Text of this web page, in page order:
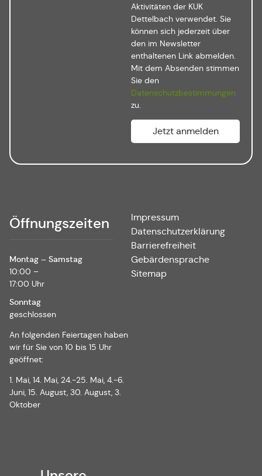
Aktivitäten der KUK
Dettelbach verwendet. Sie
können sich jederzeit über
den im Newsletter
enthaltenen Link abmelden.
Mit dem Absenden stimmen
Sie den
Datenschutzbestimmungen
zu.
Öffnungszeiten
Montag – Samstag
10:00 –
17:00 Uhr
Sonntag
geschlossen
An folgenden Feiertagen haben
wir für Sie von 10 bis 15 Uhr
geöffnet:
1. Mai, 14. Mai, 24.-25. Mai, 4.-6.
Juni, 15. August, 30. August, 3.
Oktober
Impressum
Datenschutzerklärung
Barrierefreiheit
Gebärdensprache
Sitemap